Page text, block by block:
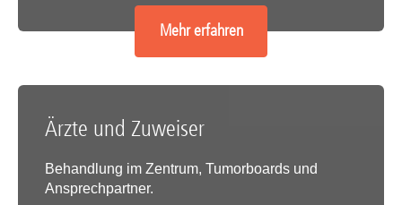
Mehr erfahren
Ärzte und Zuweiser
Behandlung im Zentrum, Tumorboards und
Ansprechpartner.